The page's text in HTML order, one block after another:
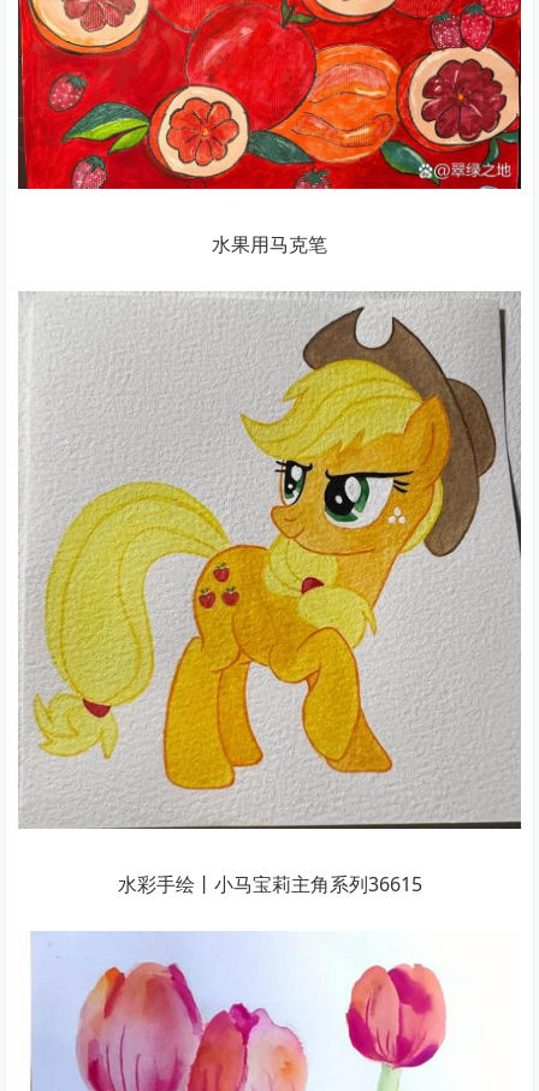
水果用马克笔
水彩手绘丨小马宝莉主角系列36615